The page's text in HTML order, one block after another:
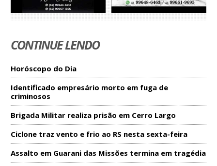
CONTINUE LENDO
Horóscopo do Dia
Identificado empresário morto em fuga de
criminosos
Brigada Militar realiza prisão em Cerro Largo
Ciclone traz vento e frio ao RS nesta sexta-feira
Assalto em Guarani das Missões termina em tragédia